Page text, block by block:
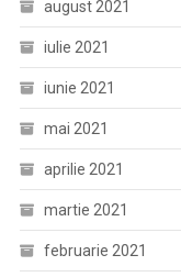
august 2021
iulie 2021
iunie 2021
mai 2021
aprilie 2021
martie 2021
februarie 2021